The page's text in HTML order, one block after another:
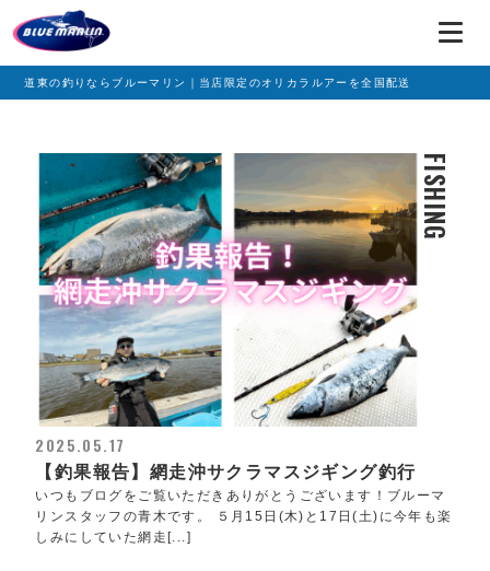
道東の釣りならブルーマリン｜当店限定のオリカラルアーを全国配送
FISHING
2025.05.17
【釣果報告】網走沖サクラマスジギング釣行
いつもブログをご覧いただきありがとうございます！ブルーマ
リンスタッフの青木です。 ５月15日(木)と17日(土)に今年も楽
しみにしていた網走[...]